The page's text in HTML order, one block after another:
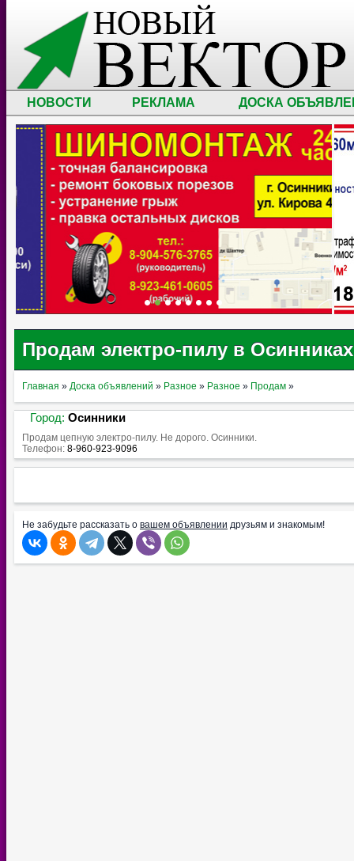
НОВОСТИ РЕКЛАМА ДОСКА
Продам электро-пилу в Осинниках
Главная » Доска объявлений » Разное » Разное » Продам »
Город: Осинники
Продам цепную электро-пилу. Не дорого. Осинники.
Телефон: 8-960-923-9096
Не забудьте рассказать о вашем объявлении друзьям и знакомым!